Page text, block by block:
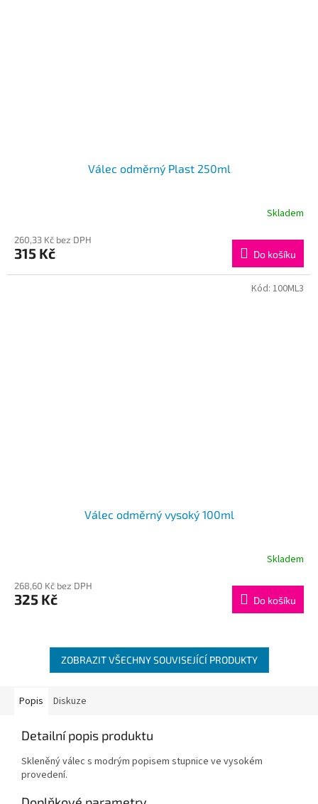
Válec odměrný Plast 250ml
Skladem
260,33 Kč bez DPH
315 Kč Do košíku
Válec odměrný vysoký 100ml
Skladem
268,60 Kč bez DPH
325 Kč Do košíku
Kód: 100ML3
ZOBRAZIT VŠECHNY SOUVISEJÍCÍ PRODUKTY
Popis Diskuze
Detailní popis produktu
Skleněný válec s modrým popisem stupnice ve vysokém
provedení.